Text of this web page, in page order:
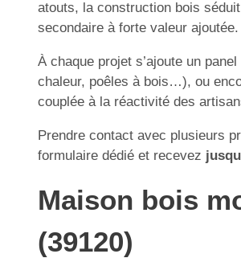
atouts, la construction bois
secondaire à forte valeur ajoutée.
À chaque projet s’ajoute un
chaleur, poêles à bois…), ou
couplée à la réactivité des
Prendre contact avec plusieurs
formulaire dédié et recevez
Maison bois
(39120)